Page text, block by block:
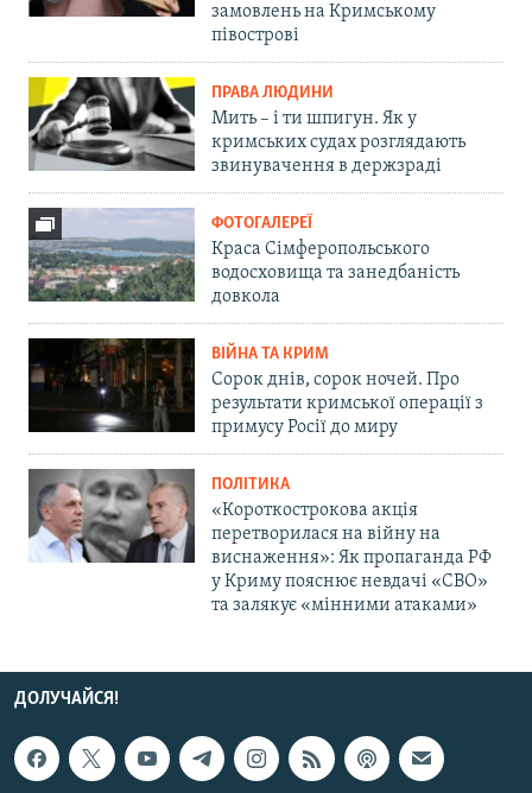
замовлень на Кримському
півострові
ПРАВА ЛЮДИНИ
Мить – і ти шпигун. Як у
кримських судах розглядають
звинувачення в держзраді
ФОТОГАЛЕРЕЇ
Краса Сімферопольського
водосховища та занедбаність
довкола
ВІЙНА ТА КРИМ
Сорок днів, сорок ночей. Про
результати кримської операції з
примусу Росії до миру
ПОЛІТИКА
«Короткострокова акція
перетворилася на війну на
виснаження»: Як пропаганда РФ
у Криму пояснює невдачі «СВО»
та залякує «мінними атаками»
ДОЛУЧАЙСЯ!